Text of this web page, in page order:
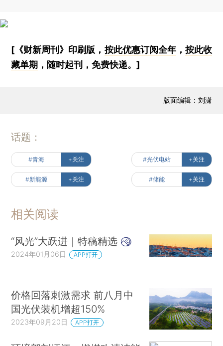
[《财新周刊》印刷版， 按此优惠订阅全年， 按此收
藏单期 ，随时起刊，免费快递。]
版面编辑：刘潇
话题：
#青海 +关注 #光伏电站 +关注
#新能源 +关注 #储能 +关注
相关阅读
“风光”大跃进｜特稿精选
2024年01月06日 APP打开
价格回落刺激需求 前八月中
国光伏装机增超150%
2023年09月20日 APP打开